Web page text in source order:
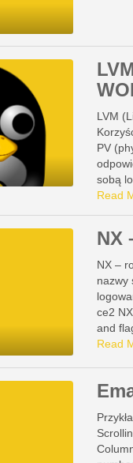
LVM
PV
sobą
Read
NX
NX –
nazwy
ce2
and
Read